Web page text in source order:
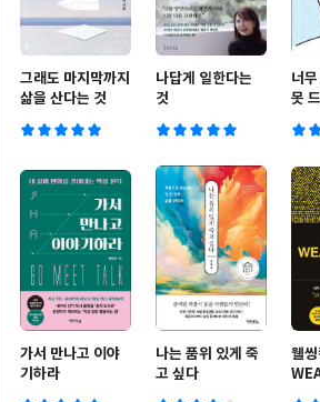
그래도 마지막까지
삶을 산다는 것
나답게 일한다는
것
너
못
가서 만나고 이야
기하라
나는 품위 있게 죽
고 싶다
웰씽